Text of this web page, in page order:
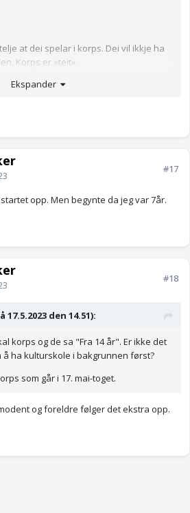
at dei spelar i korps. Dei vil ikkje ha
Korps er «teit».
Ekspander
#17
opp. Men begynte da jeg var 7år.
#18
den 14.51):
korps og de sa "Fra 14 år". Er ikke det
å ha kulturskole i bakgrunnen først?
som går i 17. mai-toget.
og foreldre følger det ekstra opp.